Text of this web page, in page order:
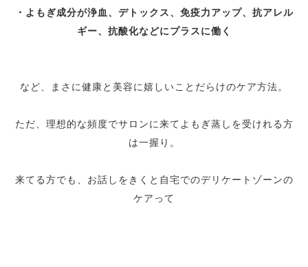
・よもぎ成分が浄血、デトックス、免疫力アップ、抗アレル
ギー、抗酸化などにプラスに働く
など、まさに健康と美容に嬉しいことだらけのケア方法。
ただ、理想的な頻度でサロンに来てよもぎ蒸しを受けれる方
は一握り。
来てる方でも、お話しをきくと自宅でのデリケートゾーンの
ケアって